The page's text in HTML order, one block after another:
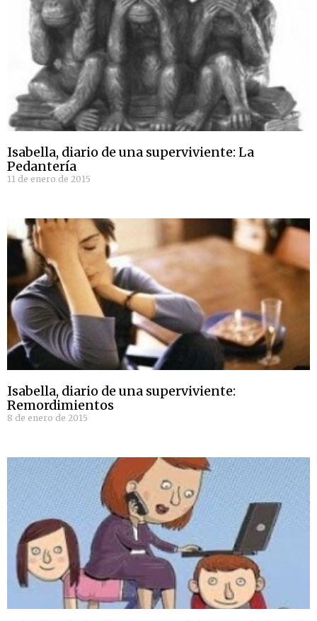
Isabella, diario de una superviviente: La
Pedantería
11 de enero de 2015
Isabella, diario de una superviviente:
Remordimientos
8 de enero de 2015